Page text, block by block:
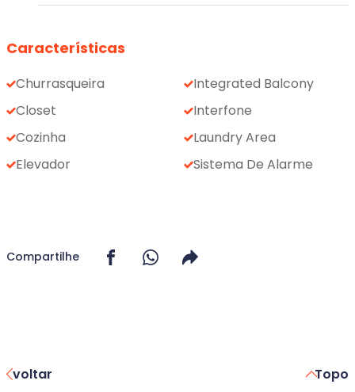
Características
Churrasqueira
Closet
Cozinha
Elevador
Integrated Balcony
Interfone
Laundry Area
Sistema De Alarme
Compartilhe
voltar Topo